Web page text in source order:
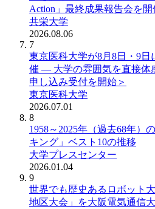
Action」最終成果報告会を開
共栄大学
2026.08.06
7
東京医科大学が8月8日・9
催 ― 大学の雰囲気を直接体
申し込み受付を開始＞
東京医科大学
2026.07.01
8
1958～2025年（過去68年）
キング」ベスト10の推移
大学プレスセンター
2026.01.04
9
世界でも歴史あるロボット
地区大会」を大阪電気通信